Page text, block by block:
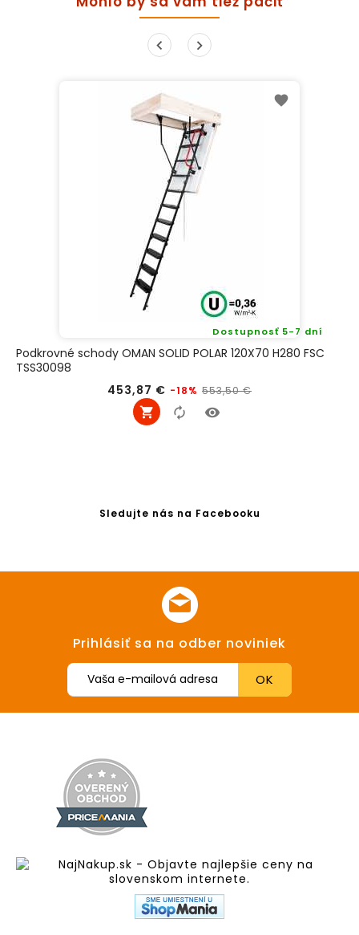
Podkrovné schody OMAN SOLID POLAR 120X70 H280 FSC
TSS30098
453,87 € Bežná
cena
-18% 553,50 €
Dostupnosť 5-7 dní
Cena
Sledujte nás na Facebooku
Prihlásiť sa na odber noviniek